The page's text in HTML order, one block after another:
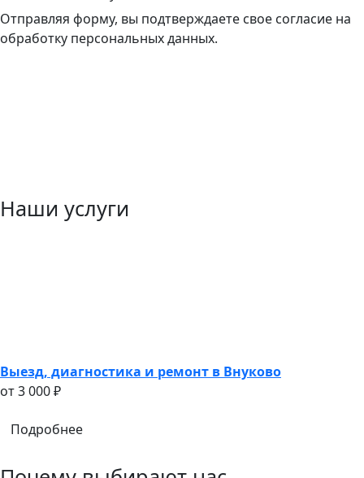
Отправляя форму, вы подтверждаете свое согласие на
обработку персональных данных.
Наши услуги
Выезд, диагностика и ремонт в Внуково
oт 3 000 ₽
Подробнее